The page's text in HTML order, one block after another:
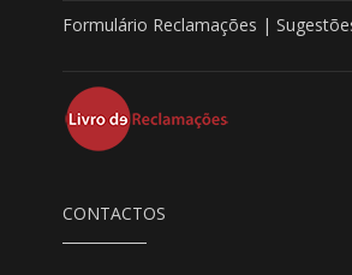
Formulário Reclamações |
CONTACTOS